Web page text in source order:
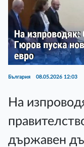
България 08.05.2026 12:03
На
държавен